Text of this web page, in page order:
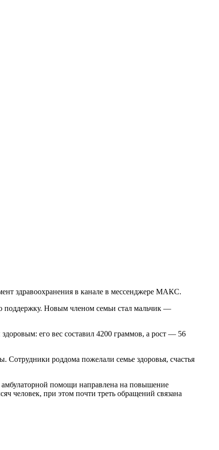
здравоохранения в канале в мессенджере МАКС.
поддержку. Новым членом семьи стал мальчик —
его вес составил 4200 граммов, а рост — 56
роддома пожелали семье здоровья, счастья
амбулаторной помощи направлена на повышение
человек, при этом почти треть обращений связана